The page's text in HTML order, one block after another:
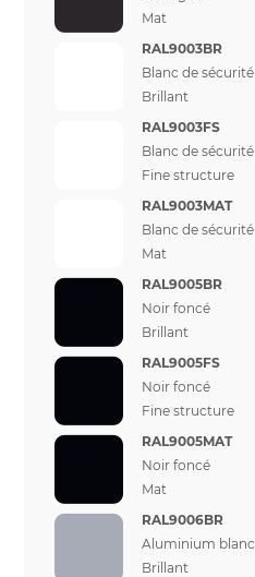
Mat
RAL9003BR
Blanc de sécurité
Brillant
RAL9003FS
Blanc de sécurité
Fine structure
RAL9003MAT
Blanc de sécurité
Mat
RAL9005BR
Noir foncé
Brillant
RAL9005FS
Noir foncé
Fine structure
RAL9005MAT
Noir foncé
Mat
RAL9006BR
Aluminium blanc
Brillant